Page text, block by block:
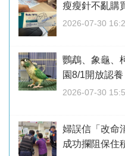
瘦瘦針不亂
2026-07-30
鸚鵡、象龜、
園8/1開放認養
2026-07-30
婦誤信「改命
成功攔阻保住